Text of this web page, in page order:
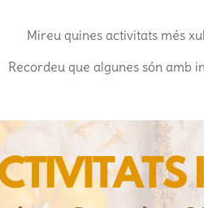
Mireu quines activitats més
Recordeu que algunes són amb